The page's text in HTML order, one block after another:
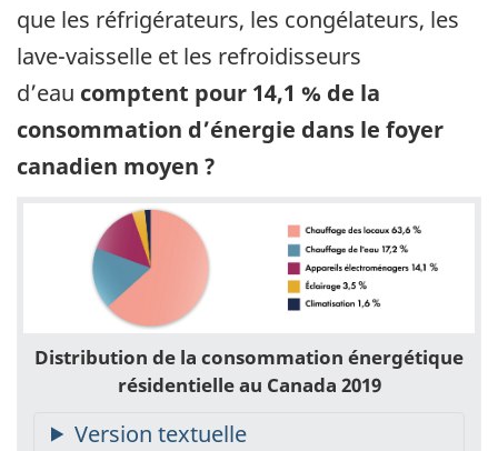
que les réfrigérateurs, les congélateurs, les
lave-vaisselle et les refroidisseurs
d’eau comptent pour 14,1 % de la
consommation d’énergie dans le foyer
canadien moyen ?
Distribution de la consommation énergétique
résidentielle au Canada 2019